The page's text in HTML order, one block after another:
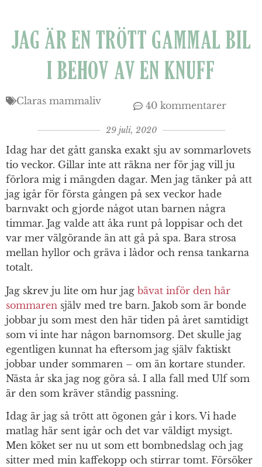
JAG ÄR EN TRÖTT GAMMAL BIL
I BEHOV AV EN KNUFF
Claras mammaliv 40 kommentarer
29 juli, 2020
Idag har det gått ganska exakt sju av sommarlovets
tio veckor. Gillar inte att räkna ner för jag vill ju
förlora mig i mängden dagar. Men jag tänker på att
jag igår för första gången på sex veckor hade
barnvakt och gjorde något utan barnen några
timmar. Jag valde att åka runt på loppisar och det
var mer välgörande än att gå på spa. Bara strosa
mellan hyllor och gräva i lådor och rensa tankarna
totalt.
Jag skrev ju lite om hur jag bävat inför den här
sommaren själv med tre barn. Jakob som är bonde
jobbar ju som mest den här tiden på året samtidigt
som vi inte har någon barnomsorg. Det skulle jag
egentligen kunnat ha eftersom jag själv faktiskt
jobbar under sommaren – om än kortare stunder.
Nästa år ska jag nog göra så. I alla fall med Ulf som
är den som kräver ständig passning.
Idag är jag så trött att ögonen går i kors. Vi hade
matlag här sent igår och det var väldigt mysigt.
Men köket ser nu ut som ett bombnedslag och jag
sitter med min kaffekopp och stirrar tomt. Försöker